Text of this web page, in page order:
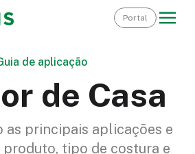
Portal
de aplicação
de Casa
as principais aplicações e
produto, tipo de costura e